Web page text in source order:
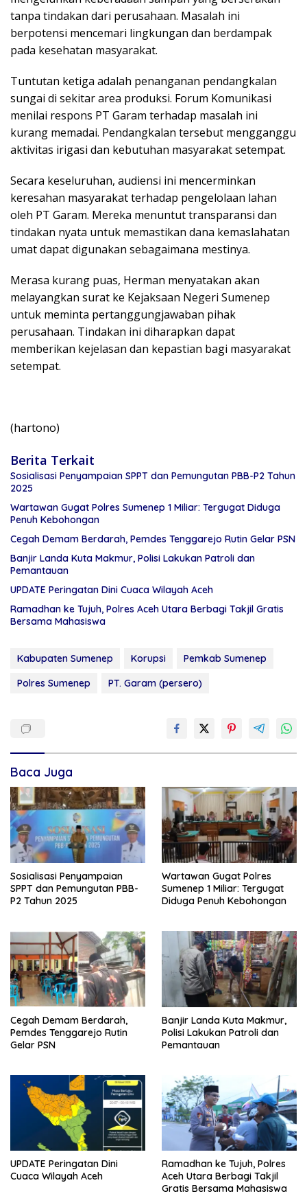
tanpa tindakan dari perusahaan. Masalah ini
berpotensi mencemari lingkungan dan berdampak
pada kesehatan masyarakat.
Tuntutan ketiga adalah penanganan pendangkalan
sungai di sekitar area produksi. Forum Komunikasi
menilai respons PT Garam terhadap masalah ini
kurang memadai. Pendangkalan tersebut mengganggu
aktivitas irigasi dan kebutuhan masyarakat setempat.
Secara keseluruhan, audiensi ini mencerminkan
keresahan masyarakat terhadap pengelolaan lahan
oleh PT Garam. Mereka menuntut transparansi dan
tindakan nyata untuk memastikan dana kemaslahatan
umat dapat digunakan sebagaimana mestinya.
Merasa kurang puas, Herman menyatakan akan
melayangkan surat ke Kejaksaan Negeri Sumenep
untuk meminta pertanggungjawaban pihak
perusahaan. Tindakan ini diharapkan dapat
memberikan kejelasan dan kepastian bagi masyarakat
setempat.
(hartono)
Berita Terkait
Sosialisasi Penyampaian SPPT dan Pemungutan PBB-P2 Tahun
2025
Wartawan Gugat Polres Sumenep 1 Miliar: Tergugat Diduga
Penuh Kebohongan
Cegah Demam Berdarah, Pemdes Tenggarejo Rutin Gelar PSN
Banjir Landa Kuta Makmur, Polisi Lakukan Patroli dan
Pemantauan
UPDATE Peringatan Dini Cuaca Wilayah Aceh
Ramadhan ke Tujuh, Polres Aceh Utara Berbagi Takjil Gratis
Bersama Mahasiswa
Kabupaten Sumenep Korupsi
Pemkab Sumenep
Polres Sumenep
PT. Garam (persero)
Baca Juga
Sosialisasi Penyampaian
SPPT dan Pemungutan PBB-
P2 Tahun 2025
Wartawan Gugat Polres
Sumenep 1 Miliar: Tergugat
Diduga Penuh Kebohongan
Cegah Demam Berdarah,
Pemdes Tenggarejo Rutin
Gelar PSN
Banjir Landa Kuta Makmur,
Polisi Lakukan Patroli dan
Pemantauan
UPDATE Peringatan Dini
Cuaca Wilayah Aceh
Ramadhan ke Tujuh, Polres
Aceh Utara Berbagi Takjil
Gratis Bersama Mahasiswa